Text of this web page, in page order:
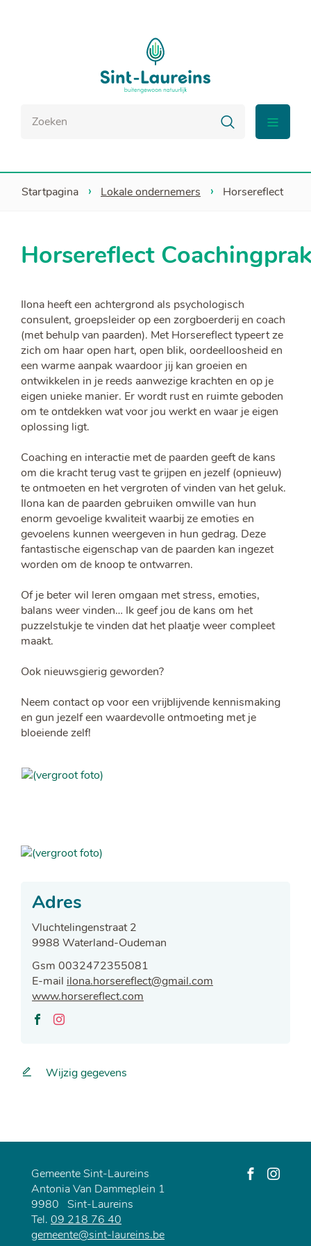
Naar
inhoud
menu
zoek
Zoeken
Startpagina Lokale ondernemers Horsereflect
Horsereflect
Ilona heeft een achtergrond als psychologisch
consulent, groepsleider op een zorgboerderij en coach
(met behulp van paarden). Met Horsereflect typeert ze
zich om haar open hart, open blik, oordeelloosheid en
een warme aanpak waardoor jij kan groeien en
ontwikkelen in je reeds aanwezige krachten en op je
eigen unieke manier. Er wordt rust en ruimte geboden
om te ontdekken wat voor jou werkt en waar je eigen
oplossing ligt.
Coaching en interactie met de paarden geeft de kans
om die kracht terug vast te grijpen en jezelf (opnieuw)
te ontmoeten en het vergroten of vinden van het geluk.
Ilona kan de paarden gebruiken omwille van hun
enorm gevoelige kwaliteit waarbij ze emoties en
gevoelens kunnen weergeven in hun gedrag. Deze
fantastische eigenschap van de paarden kan ingezet
worden om de knoop te ontwarren.
Of je beter wil leren omgaan met stress, emoties,
balans weer vinden… Ik geef jou de kans om het
puzzelstukje te vinden dat het plaatje weer compleet
maakt.
Ook nieuwsgierig geworden?
Neem contact op voor een vrijblijvende kennismaking
en gun jezelf een waardevolle ontmoeting met je
bloeiende zelf!
Adres
Adres
Vluchtelingenstraat 2
,9988 Waterland-Oudeman
Gsm 0032472355081
E-
mail
ilona.horsereflect@gmail.com
Website
www.horsereflect.com
Sociaal
Wijzig gegevens
Gemeente Sint-Laureins
Adres
Antonia Van Dammeplein 1
9980 Sint-Laureins
Tel. 09 218 76 40
E-
gemeente@sint-laureins.be